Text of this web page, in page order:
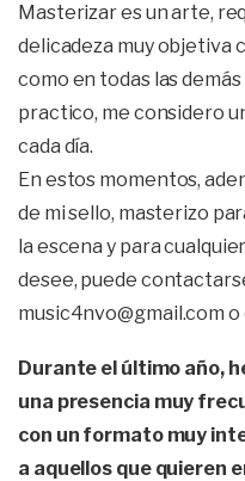
Masterizar es un arte,
delicadeza muy objetiva
como en todas las
practico, me considero
cada día.
En estos momentos,
de mi sello, masterizo
la escena y para
desee, puede
music4nvo@gmail.com o
Durante el último año,
una presencia muy
con un formato muy
a aquellos que quieren